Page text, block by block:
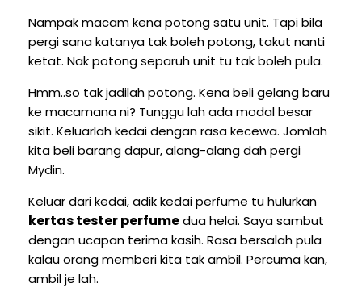
Nampak macam kena potong satu unit. Tapi bila
pergi sana katanya tak boleh potong, takut nanti
ketat. Nak potong separuh unit tu tak boleh pula.
Hmm..so tak jadilah potong. Kena beli gelang baru
ke macamana ni? Tunggu lah ada modal besar
sikit. Keluarlah kedai dengan rasa kecewa. Jomlah
kita beli barang dapur, alang-alang dah pergi
Mydin.
Keluar dari kedai, adik kedai perfume tu hulurkan
kertas tester perfumedua helai. Saya sambut
dengan ucapan terima kasih. Rasa bersalah pula
kalau orang memberi kita tak ambil. Percuma kan,
ambil je lah.